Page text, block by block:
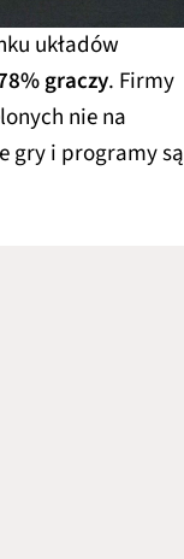
układów
graczy. Firmy
nie na
gry i programy są